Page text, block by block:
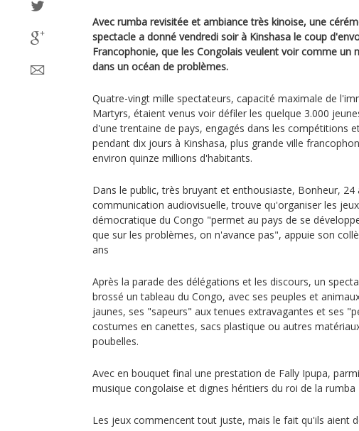
Avec rumba revisitée et ambiance très kinoise, une
spectacle a donné vendredi soir à Kinshasa le coup
Francophonie, que les Congolais veulent voir comme un
dans un océan de problèmes.
Quatre-vingt mille spectateurs, capacité maximale de
Martyrs, étaient venus voir défiler les quelque 3.000
d'une trentaine de pays, engagés dans les compétitions
pendant dix jours à Kinshasa, plus grande ville
environ quinze millions d'habitants.
Dans le public, très bruyant et enthousiaste, Bonheur, 24
communication audiovisuelle, trouve qu'organiser les
démocratique du Congo "permet au pays de se
que sur les problèmes, on n'avance pas", appuie son
ans
Après la parade des délégations et les discours, un
brossé un tableau du Congo, avec ses peuples et
jaunes, ses "sapeurs" aux tenues extravagantes et ses
costumes en canettes, sacs plastique ou autres
poubelles.
Avec en bouquet final une prestation de Fally Ipupa,
musique congolaise et dignes héritiers du roi de la rumba
Les jeux commencent tout juste, mais le fait qu'ils aient